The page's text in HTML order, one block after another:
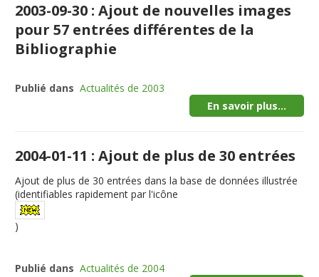
2003-09-30 : Ajout de nouvelles images
pour 57 entrées différentes de la
Bibliographie
Publié dans Actualités de 2003
En savoir plus...
2004-01-11 : Ajout de plus de 30 entrées
Ajout de plus de 30 entrées dans la base de données illustrée
(identifiables rapidement par l'icône
)
Publié dans Actualités de 2004